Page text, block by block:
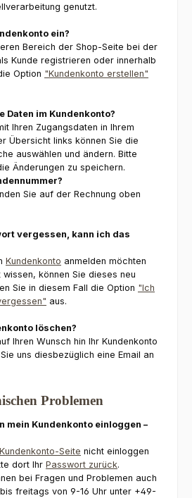
genutzt.
ein?
Bereich der Shop-Seite bei der
Kunde registrieren oder innerhalb
Option "Kundenkonto erstellen"
Daten im Kundenkonto?
Ihren Zugangsdaten in Ihrem
Übersicht links können Sie die
auswählen und ändern. Bitte
Änderungen zu speichern.
Sie auf der Rechnung oben
vergessen, kann ich das
Kundenkonto anmelden möchten
können Sie dieses neu
Sie in diesem Fall die Option "Ich
aus.
löschen?
Ihren Wunsch hin Ihr Kundenkonto
uns diesbezüglich eine Email an
Problemen
mein Kundenkonto einloggen –
Kundenkonto-Seite nicht einloggen
dort Ihr Passwort zurück.
bei Fragen und Problemen auch
freitags von 9-16 Uhr unter +49-